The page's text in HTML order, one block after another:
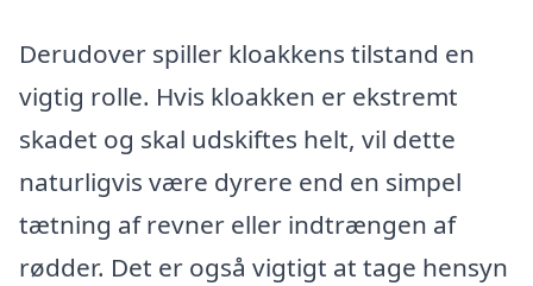
Derudover spiller kloakkens tilstand en
vigtig rolle. Hvis kloakken er ekstremt
skadet og skal udskiftes helt, vil dette
naturligvis være dyrere end en simpel
tætning af revner eller indtrængen af
rødder. Det er også vigtigt at tage hensyn